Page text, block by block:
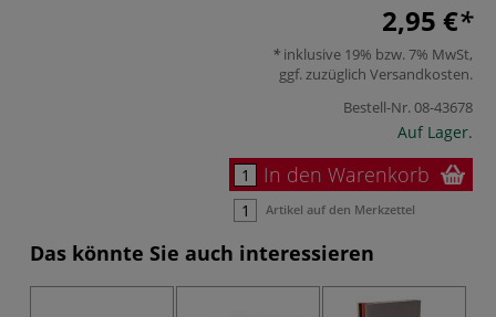
2,95 €
inklusive 19% bzw. 7% MwSt,
ggf. zuzüglich Versandkosten.
Bestell-Nr.08-43678
Auf Lager.
In den Warenkorb
Artikel auf den Merkzettel
Das könnte Sie auch interessieren